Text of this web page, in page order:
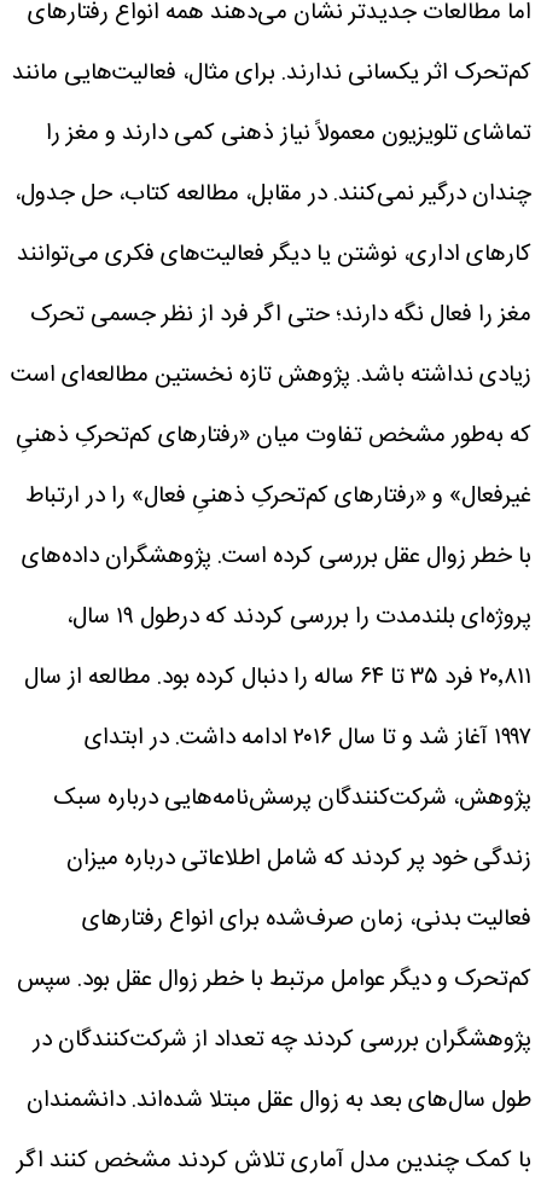
اما مطالعات جدیدتر نشان می‌دهند همه انواع رفتار‌های
کم‌تحرک اثر یکسانی ندارند. برای مثال، فعالیت‌هایی مانند
تماشای تلویزیون معمولاً نیاز ذهنی کمی دارند و مغز را
چندان درگیر نمی‌کنند. در مقابل، مطالعه کتاب، حل جدول،
کار‌های اداری، نوشتن یا دیگر فعالیت‌های فکری می‌توانند
مغز را فعال نگه دارند؛ حتی اگر فرد از نظر جسمی تحرک
زیادی نداشته باشد. پژوهش تازه نخستین مطالعه‌ای است
که به‌طور مشخص تفاوت میان «رفتار‌های کم‌تحرکِ ذهنیِ
غیرفعال» و «رفتار‌های کم‌تحرکِ ذهنیِ فعال» را در ارتباط
با خطر زوال عقل بررسی کرده است. پژوهشگران داده‌های
پروژه‌ای بلندمدت را بررسی کردند که درطول ۱۹ سال،
۲۰٬۸۱۱ فرد ۳۵ تا ۶۴ ساله را دنبال کرده بود. مطالعه از سال
۱۹۹۷ آغاز شد و تا سال ۲۰۱۶ ادامه داشت. در ابتدای
پژوهش، شرکت‌کنندگان پرسش‌نامه‌هایی درباره سبک
زندگی خود پر کردند که شامل اطلاعاتی درباره میزان
فعالیت بدنی، زمان صرف‌شده برای انواع رفتار‌های
کم‌تحرک و دیگر عوامل مرتبط با خطر زوال عقل بود. سپس
پژوهشگران بررسی کردند چه تعداد از شرکت‌کنندگان در
طول سال‌های بعد به زوال عقل مبتلا شده‌اند.دانشمندان
با کمک چندین مدل آماری تلاش کردند مشخص کنند اگر